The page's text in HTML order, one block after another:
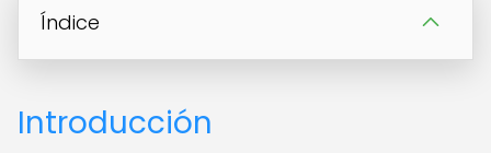
Índice
Introducción